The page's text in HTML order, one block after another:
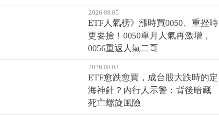
2026.08.05
ETF人氣榜》漲時買0050、重挫時
更要撿！0050單月人氣再激增，
0056重返人氣二哥
2026.08.03
ETF愈跌愈買，成台股大跌時的定
海神針？內行人示警：背後暗藏
死亡螺旋風險